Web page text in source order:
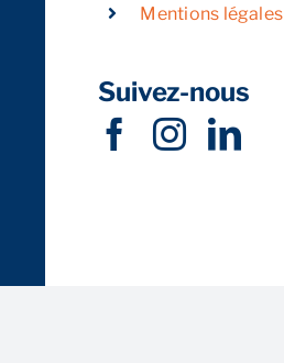
Mentions légales
Suivez-nous